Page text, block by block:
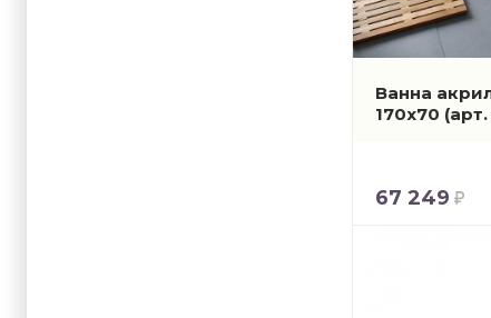
Ванна
170x70
67 249